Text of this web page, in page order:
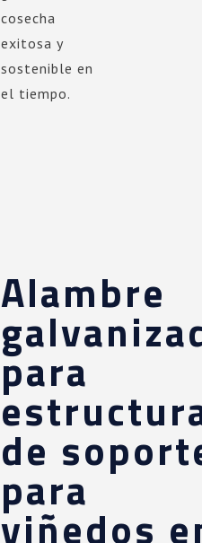
cosecha
exitosa y
sostenible en
el tiempo.
Alambre
para
de
para
viñedos